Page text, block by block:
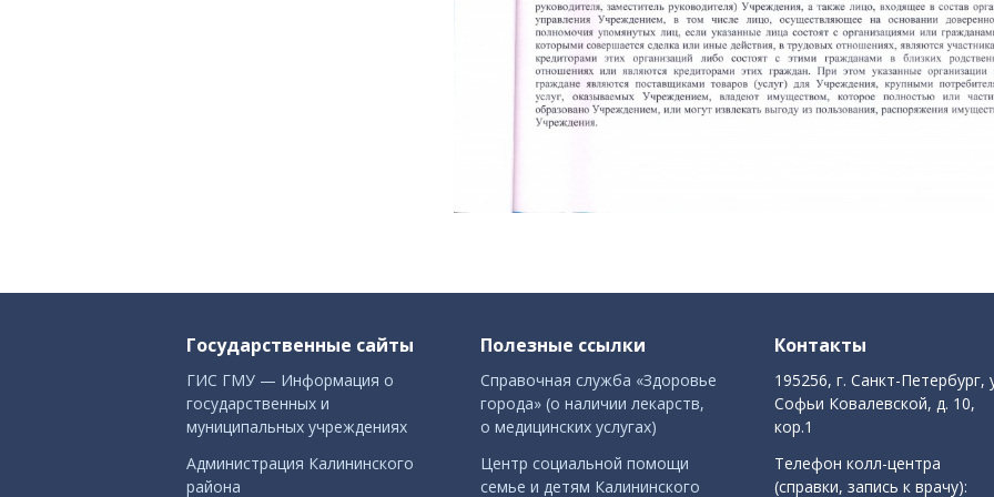
Государственные сайты
ГИС ГМУ — Информация о
государственных и
муниципальных учреждениях
Администрация Калининского
района
Полезные ссылки
Справочная служба «Здоровье
города» (о наличии лекарств,
о медицинских услугах)
Центр социальной помощи
семье и детям Калининского
Контакты
195256, г. Санкт-Петербург,
Софьи Ковалевской, д. 10,
кор.1
Телефон колл-центра
(справки, запись к врачу):